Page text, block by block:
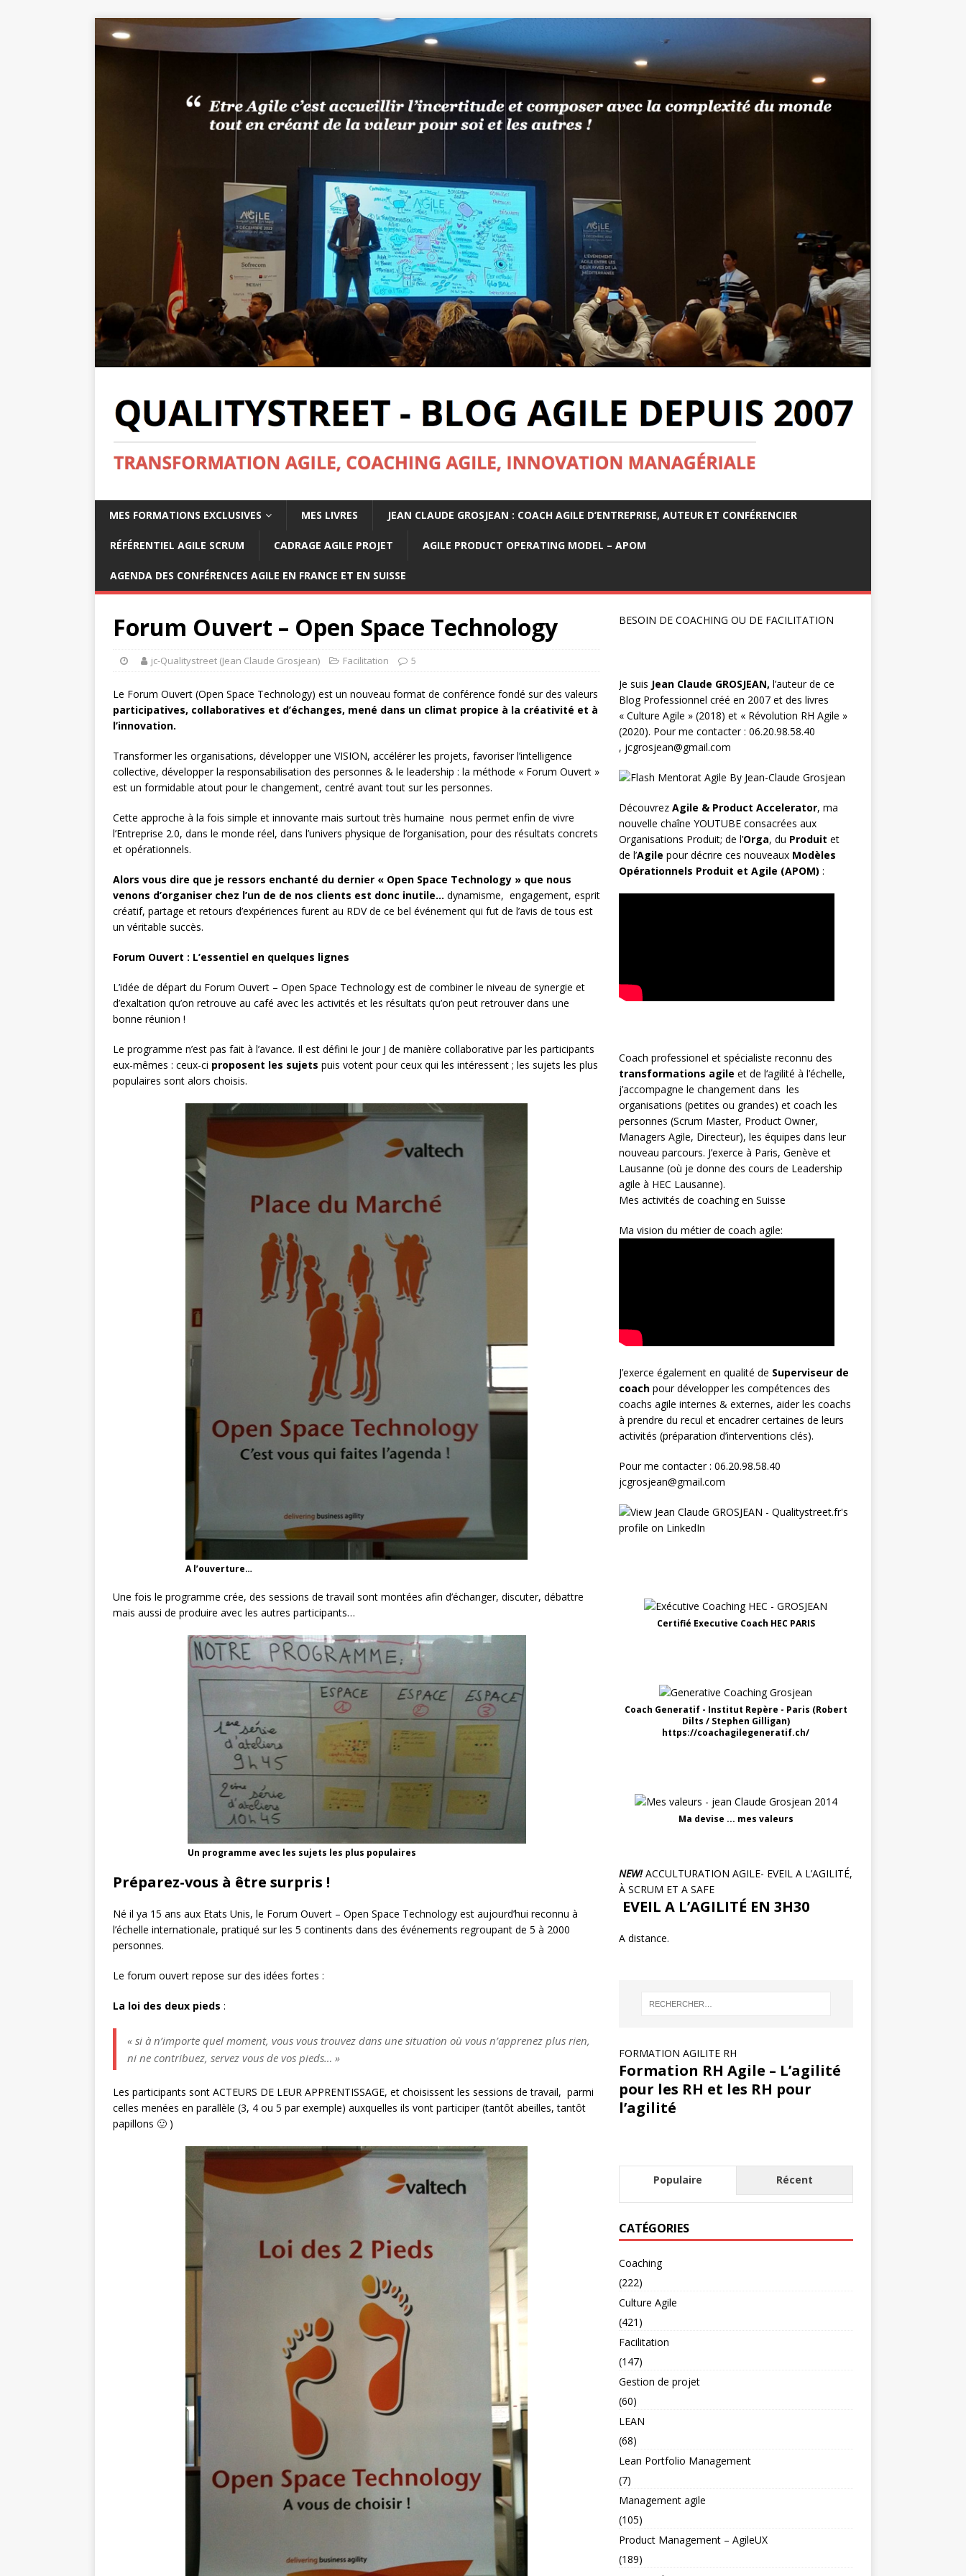
MES FORMATIONS EXCLUSIVES MES LIVRES JEAN CLAUDE GROSJEAN : COACH AGILE D’ENTREPRISE, AUTEUR ET CONFÉRENCIER
RÉFÉRENTIEL AGILE SCRUM CADRAGE AGILE PROJET AGILE PRODUCT OPERATING MODEL – APOM
AGENDA DES CONFÉRENCES AGILE EN FRANCE ET EN SUISSE
Forum Ouvert – Open Space Technology
jc-Qualitystreet (Jean Claude Grosjean) Facilitation 5
Le Forum Ouvert (Open Space Technology) est un nouveau format de conférence fondé sur des valeurs
participatives, collaboratives et d’échanges, mené dans un climat propice à la créativité et à
l’innovation.
Transformer les organisations, développer une VISION, accélérer les projets, favoriser l’intelligence
collective, développer la responsabilisation des personnes & le leadership : la méthode « Forum Ouvert »
est un formidable atout pour le changement, centré avant tout sur les personnes.
Cette approche à la fois simple et innovante mais surtout très humaine nous permet enfin de vivre
l’Entreprise 2.0, dans le monde réel, dans l’univers physique de l’organisation, pour des résultats concrets
et opérationnels.
Alors vous dire que je ressors enchanté du dernier « Open Space Technology » que nous
venons d’organiser chez l’un de de nos clients est donc inutile… dynamisme, engagement, esprit
créatif, partage et retours d’expériences furent au RDV de ce bel événement qui fut de l’avis de tous est
un véritable succès.
Forum Ouvert : L’essentiel en quelques lignes
L’idée de départ du Forum Ouvert – Open Space Technology est de combiner le niveau de synergie et
d’exaltation qu’on retrouve au café avec les activités et les résultats qu’on peut retrouver dans une
bonne réunion !
Le programme n’est pas fait à l’avance. Il est défini le jour J de manière collaborative par les participants
eux-mêmes : ceux-ci proposent les sujets puis votent pour ceux qui les intéressent ; les sujets les plus
populaires sont alors choisis.
A l’ouverture…
Une fois le programme crée, des sessions de travail sont montées afin d’échanger, discuter, débattre
mais aussi de produire avec les autres participants…
Un programme avec les sujets les plus populaires
Préparez-vous à être surpris !
Né il ya 15 ans aux Etats Unis, le Forum Ouvert – Open Space Technology est aujourd’hui reconnu à
l’échelle internationale, pratiqué sur les 5 continents dans des événements regroupant de 5 à 2000
personnes.
Le forum ouvert repose sur des idées fortes :
La loi des deux pieds :
« si à n’importe quel moment, vous vous trouvez dans une situation où vous n’apprenez plus rien,
ni ne contribuez, servez vous de vos pieds… »
Les participants sont ACTEURS DE LEUR APPRENTISSAGE, et choisissent les sessions de travail, parmi
celles menées en parallèle (3, 4 ou 5 par exemple) auxquelles ils vont participer (tantôt abeilles, tantôt
papillons 🙂 )
BESOIN DE COACHING OU DE FACILITATION
Je suis Jean Claude GROSJEAN, l’auteur de ce
Blog Professionnel créé en 2007 et des livres
« Culture Agile » (2018) et « Révolution RH Agile »
(2020). Pour me contacter : 06.20.98.58.40
, jcgrosjean@gmail.com
Découvrez Agile & Product Accelerator, ma
nouvelle chaîne YOUTUBE consacrées aux
Organisations Produit; de l’Orga, du Produit et
de l’Agile pour décrire ces nouveaux Modèles
Opérationnels Produit et Agile (APOM) :
Coach professionel et spécialiste reconnu des
transformations agile et de l‘agilité à l’échelle,
j’accompagne le changement dans les
organisations (petites ou grandes) et coach les
personnes (Scrum Master, Product Owner,
Managers Agile, Directeur), les équipes dans leur
nouveau parcours. J’exerce à Paris, Genève et
Lausanne (où je donne des cours de Leadership
agile à HEC Lausanne).
Mes activités de coaching en Suisse
Ma vision du métier de coach agile:
J’exerce également en qualité de Superviseur de
coachpour développer les compétences des
coachs agile internes & externes, aider les coachs
à prendre du recul et encadrer certaines de leurs
activités (préparation d’interventions clés).
Pour me contacter : 06.20.98.58.40
jcgrosjean@gmail.com
Certifié Executive Coach HEC PARIS
Coach Generatif - Institut Repère - Paris (Robert
Dilts / Stephen Gilligan)
https://coachagilegeneratif.ch/
Ma devise ... mes valeurs
NEW!ACCULTURATION AGILE- EVEIL A L’AGILITÉ,
À SCRUM ET A SAFE
EVEIL A L’AGILITÉ EN 3H30
A distance.
FORMATION AGILITE RH
Formation RH Agile – L’agilité
pour les RH et les RH pour
l’agilité
Populaire Récent
CATÉGORIES
Coaching
(222)
Culture Agile
(421)
Facilitation
(147)
Gestion de projet
(60)
LEAN
(68)
Lean Portfolio Management
(7)
Management agile
(105)
Product Management – AgileUX
(189)